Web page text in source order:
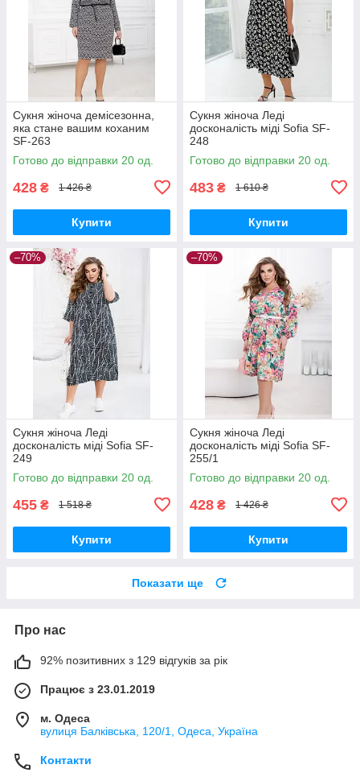
Сукня жіноча демісезонна,
яка стане вашим коханим
SF-263
Готово до відправки 20 од.
428 ₴ 1 426 ₴
Купити
Сукня жіноча Леді
досконалість міді Sofia SF-
248
Готово до відправки 20 од.
483 ₴ 1 610 ₴
Купити
–70%
Сукня жіноча Леді
досконалість міді Sofia SF-
249
Готово до відправки 20 од.
455 ₴ 1 518 ₴
Купити
–70%
Сукня жіноча Леді
досконалість міді Sofia SF-
255/1
Готово до відправки 20 од.
428 ₴ 1 426 ₴
Купити
Показати ще
Про нас
92% позитивних з 129 відгуків за рік
Працює з 23.01.2019
м. Одеса
вулиця Балківська, 120/1, Одеса, Україна
Контакти